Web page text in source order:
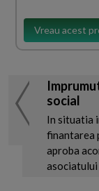
Vreau acest
social
In situatia
finantarea
aproba
asociatului